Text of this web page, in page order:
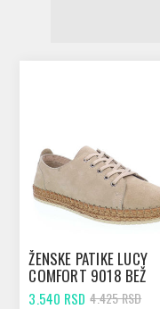
ŽENSKE PATIKE LUCY
COMFORT 9018 BEŽ
3.540 RSD 4.425 RSD